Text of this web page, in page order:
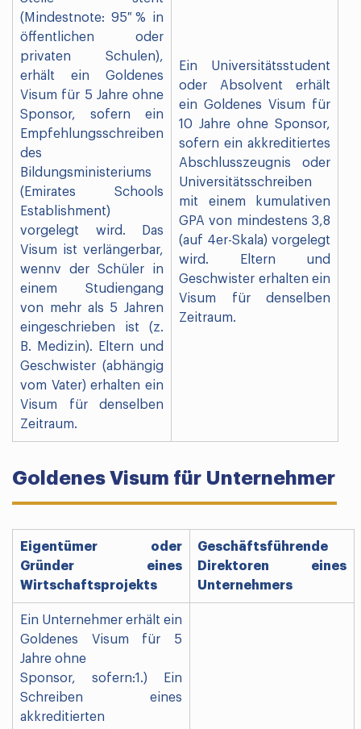
(Mindestnote: 95 % in
öffentlichen oder
privaten Schulen),
erhält ein Goldenes
Visum für 5 Jahre ohne
Sponsor, sofern ein
Empfehlungsschreiben
des
Bildungsministeriums
(Emirates Schools
Establishment)
vorgelegt wird. Das
Visum ist verlängerbar,
wennv der Schüler in
einem Studiengang
von mehr als 5 Jahren
eingeschrieben ist (z.
B. Medizin). Eltern und
Geschwister (abhängig
vom Vater) erhalten ein
Visum für denselben
Zeitraum.
Ein Universitätsstudent
oder Absolvent erhält
ein Goldenes Visum für
10 Jahre ohne Sponsor,
sofern ein akkreditiertes
Abschlusszeugnis oder
Universitätsschreiben
mit einem kumulativen
GPA von mindestens 3,8
(auf 4er-Skala) vorgelegt
wird. Eltern und
Geschwister erhalten ein
Visum für denselben
Zeitraum.
Goldenes Visum für Unternehmer
Eigentümer oder
Gründer eines
Wirtschaftsprojekts
Geschäftsführende
Direktoren eines
Unternehmers
Ein Unternehmer erhält ein
Goldenes Visum für 5
Jahre ohne
Sponsor, sofern:1.) Ein
Schreiben eines
akkreditierten